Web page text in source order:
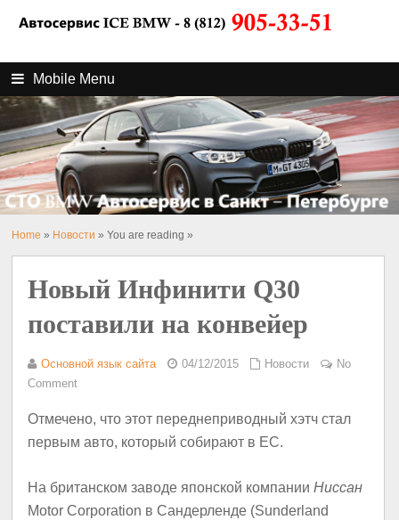
Mobile Menu
Home » Новости » You are reading »
Новый Инфинити Q30
поставили на конвейер
Основной язык сайта 04/12/2015 Новости
No
Comment
Отмечено, что этот переднеприводный хэтч стал
первым авто, который собирают в ЕС.
На британском заводе японской компанииНиссан
Motor Corporation в Сандерленде (Sunderland